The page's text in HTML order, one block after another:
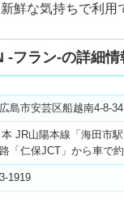
鮮な気持ちで利用
-フラン-の詳細情
島市安芸区船越南4-8-34
JR山陽本線「海田市
「仁保JCT」から車で
1919